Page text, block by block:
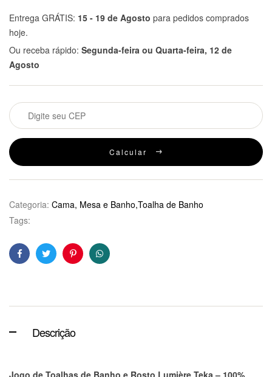
Entrega GRÁTIS: 15 - 19 de Agosto para pedidos comprados
hoje.
Ou receba rápido: Segunda-feira ou Quarta-feira, 12 de
Agosto
Calcular
Categoria: Cama, Mesa e Banho,Toalha de Banho
Tags:
FacebookTwitterPinterestWhatsApp
Descrição
Jogo de Toalhas de Banho e Rosto Lumière Teka – 100%